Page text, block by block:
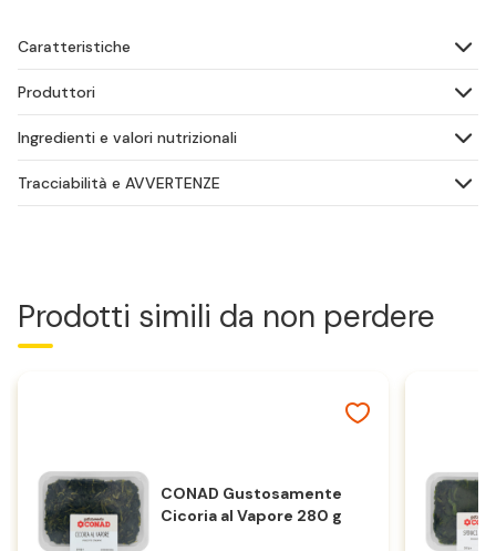
Caratteristiche
Produttori
Ingredienti e valori nutrizionali
Tracciabilità e AVVERTENZE
Prodotti simili da non perdere
CONAD Gustosamente
Cicoria al Vapore 280 g